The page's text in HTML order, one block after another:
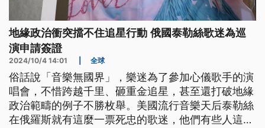
地緣政治衝突擋不住追星行動 俄國泰勒絲歌迷為巡
演申請簽證
2024/10/4 14:01 全球
俗話說「音樂無國界」，樂迷為了參加心儀歌手的演
唱會，不惜跨越千里、砸重金追星，甚至還打破地緣
政治範疇的例子不勝枚舉。美國流行音樂天后泰勒絲
在俄羅斯就有這麼一票死忠的歌迷，他們有些人這個